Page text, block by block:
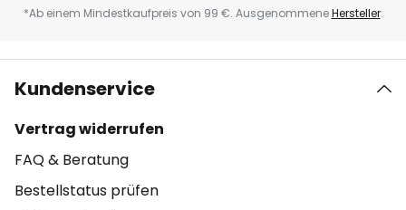
*Ab einem Mindestkaufpreis von 99 €. AusgenommeneHersteller.
Kundenservice
Vertrag widerrufen
FAQ & Beratung
Bestellstatus prüfen